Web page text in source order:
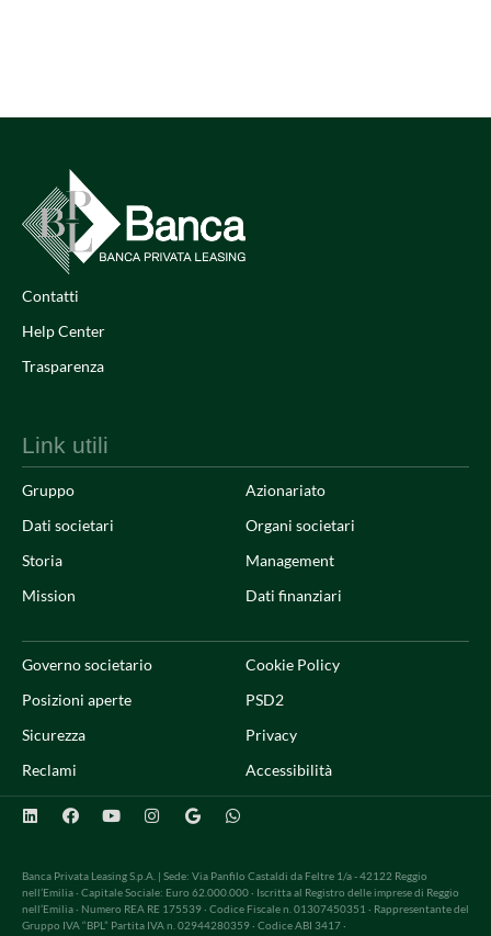
Contatti
Help Center
Trasparenza
Link utili
Gruppo
Dati societari
Storia
Mission
Azionariato
Organi societari
Management
Dati finanziari
Governo societario
Posizioni aperte
Sicurezza
Reclami
Cookie Policy
PSD2
Privacy
Accessibilità
Banca Privata Leasing S.p.A. | Sede: Via Panfilo Castaldi da Feltre 1/a - 42122 Reggio
nell’Emilia · Capitale Sociale: Euro 62.000.000 · Iscritta al Registro delle imprese di Reggio
nell’Emilia · Numero REA RE 175539 · Codice Fiscale n. 01307450351 · Rappresentante del
Gruppo IVA “BPL” Partita IVA n. 02944280359 · Codice ABI 3417 ·